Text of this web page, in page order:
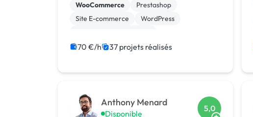
WooCommerce
Prestashop
Site E-commerce
WordPress
Migration ou refonte de site
70 €/h 37 projets réalisés
Anthony Menard
Disponible
5,0